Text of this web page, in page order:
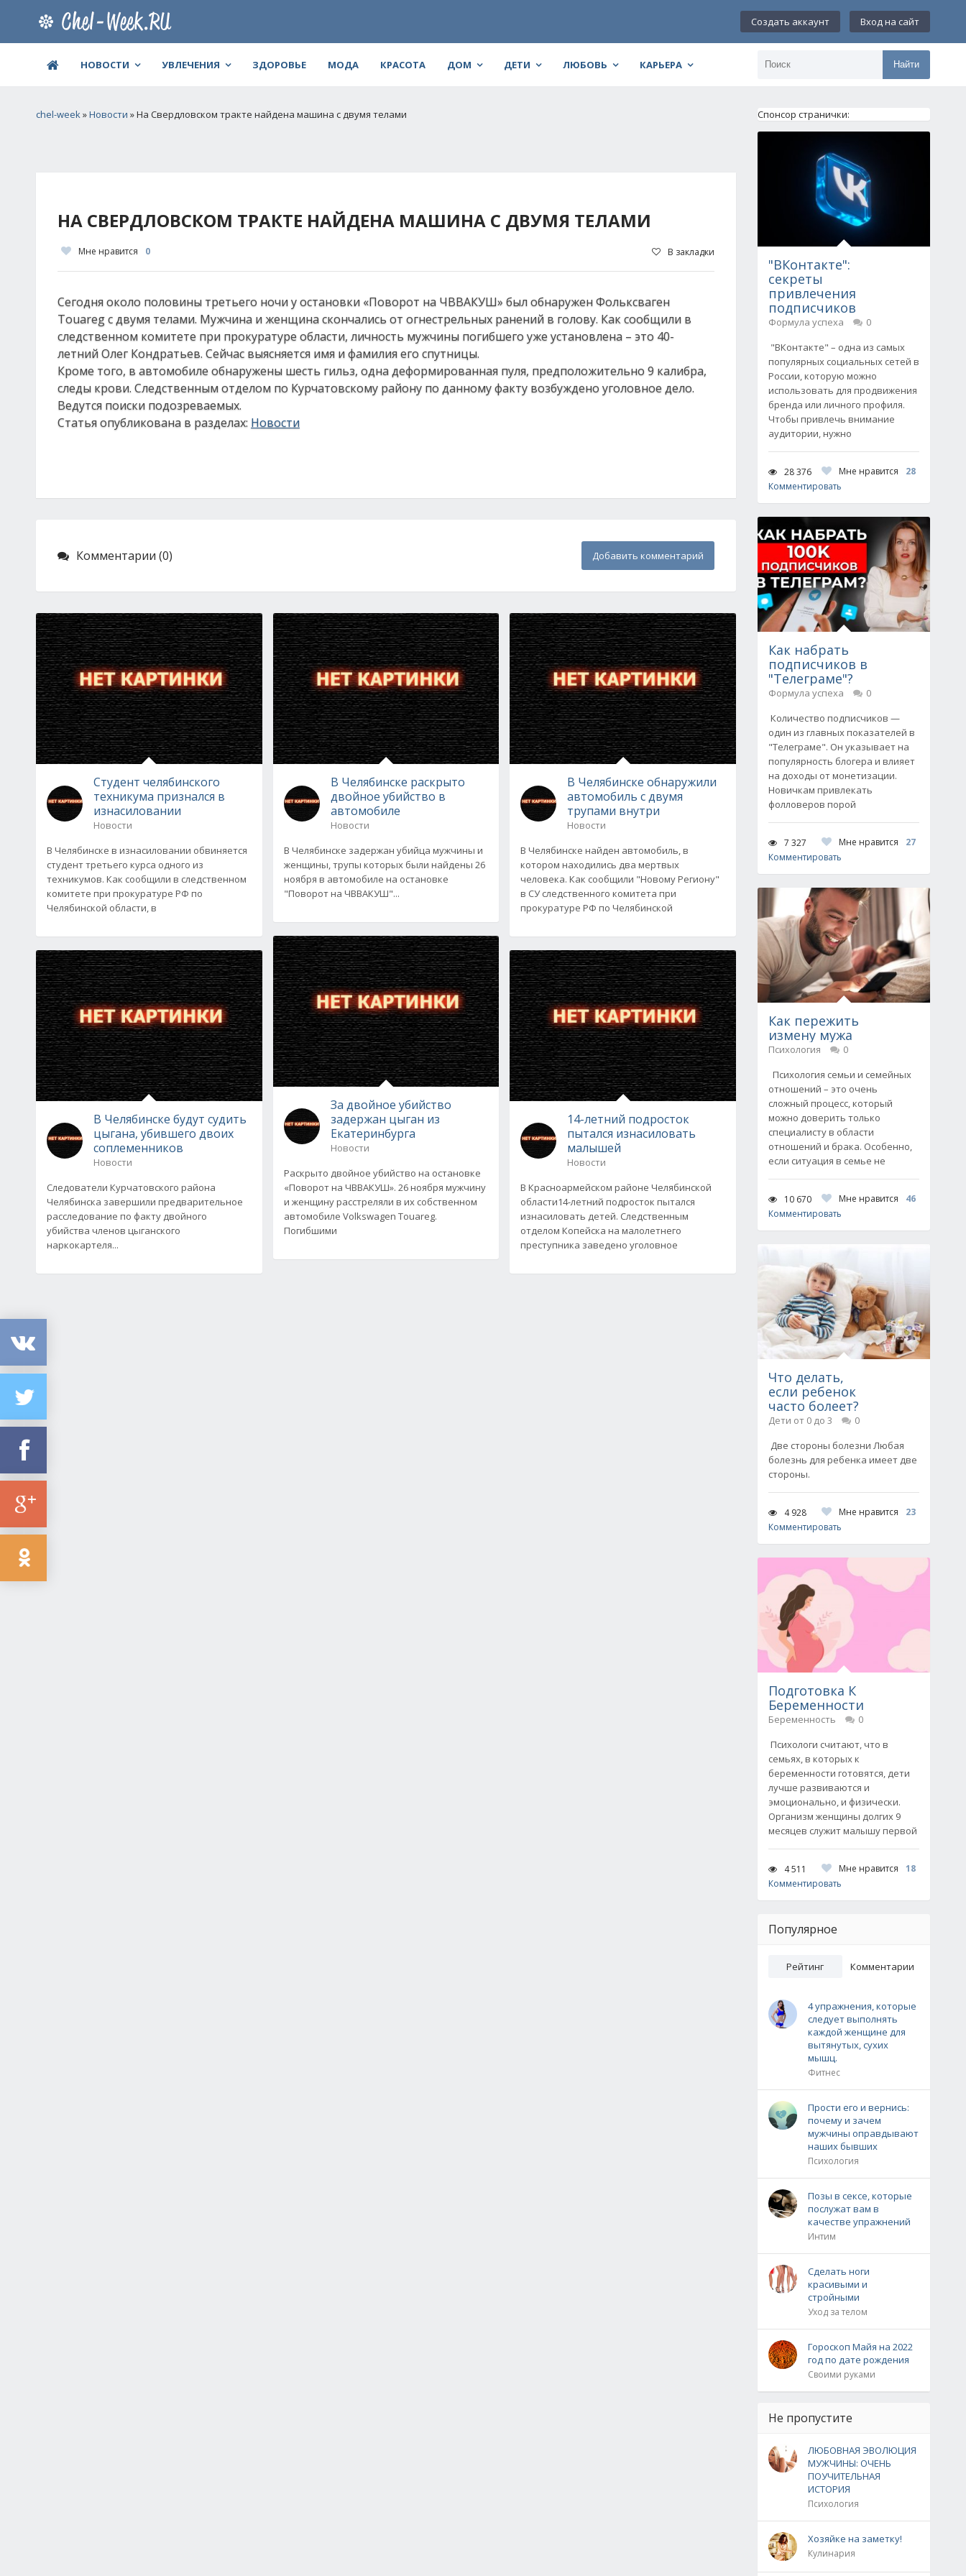
Создать аккаунт Вход на сайт
НОВОСТИ УВЛЕЧЕНИЯ ЗДОРОВЬЕ МОДА КРАСОТА ДОМ ДЕТИ ЛЮБОВЬ КАРЬЕРА Найти
chel-week»Новости » На Свердловском тракте найдена машина с двумя телами
НА СВЕРДЛОВСКОМ ТРАКТЕ НАЙДЕНА МАШИНА С ДВУМЯ ТЕЛАМИ
Мне нравится 0 В закладки
Сегодня около половины третьего ночи у остановки «Поворот на ЧВВАКУШ» был обнаружен Фольксваген
Touareg с двумя телами. Мужчина и женщина скончались от огнестрельных ранений в голову. Как сообщили в
следственном комитете при прокуратуре области, личность мужчины погибшего уже установлена – это 40-
летний Олег Кондратьев. Сейчас выясняется имя и фамилия его спутницы.
Кроме того, в автомобиле обнаружены шесть гильз, одна деформированная пуля, предположительно 9 калибра,
следы крови. Следственным отделом по Курчатовскому району по данному факту возбуждено уголовное дело.
Ведутся поиски подозреваемых.
Статья опубликована в разделах: Новости
Комментарии (0) Добавить комментарий
Студент челябинского
техникума признался в
изнасиловании
Новости
В Челябинске в изнасиловании обвиняется
студент третьего курса одного из
техникумов. Как сообщили в следственном
комитете при прокуратуре РФ по
Челябинской области, в
В Челябинске будут судить
цыгана, убившего двоих
соплеменников
Новости
Следователи Курчатовского района
Челябинска завершили предварительное
расследование по факту двойного
убийства членов цыганского
наркокартеля...
В Челябинске раскрыто
двойное убийство в
автомобиле
Новости
В Челябинске задержан убийца мужчины и
женщины, трупы которых были найдены 26
ноября в автомобиле на остановке
"Поворот на ЧВВАКУШ"...
За двойное убийство
задержан цыган из
Екатеринбурга
Новости
Раскрыто двойное убийство на остановке
«Поворот на ЧВВАКУШ». 26 ноября мужчину
и женщину расстреляли в их собственном
автомобиле Volkswagen Touareg.
Погибшими
В Челябинске обнаружили
автомобиль с двумя
трупами внутри
Новости
В Челябинске найден автомобиль, в
котором находились два мертвых
человека. Как сообщили "Новому Региону"
в СУ следственного комитета при
прокуратуре РФ по Челябинской
14-летний подросток
пытался изнасиловать
малышей
Новости
В Красноармейском районе Челябинской
области14-летний подросток пытался
изнасиловать детей. Следственным
отделом Копейска на малолетнего
преступника заведено уголовное
Спонсор странички:
"ВКонтакте":
секреты
привлечения
подписчиков
Формула успеха
0
"ВКонтакте" – одна из самых
популярных социальных сетей в
России, которую можно
использовать для продвижения
бренда или личного профиля.
Чтобы привлечь внимание
аудитории, нужно
28 376 Мне нравится
28
Комментировать
Как набрать
подписчиков в
"Телеграме"?
Формула успеха
0
Количество подписчиков —
один из главных показателей в
"Телеграме". Он указывает на
популярность блогера и влияет
на доходы от монетизации.
Новичкам привлекать
фолловеров порой
7 327 Мне нравится
27
Комментировать
Как пережить
измену мужа
Психология
0
Психология семьи и семейных
отношений – это очень
сложный процесс, который
можно доверить только
специалисту в области
отношений и брака. Особенно,
если ситуация в семье не
10 670 Мне нравится
46
Комментировать
Что делать,
если ребенок
часто болеет?
Дети от 0 до 3
0
Две стороны болезни Любая
болезнь для ребенка имеет две
стороны.
4 928 Мне нравится
23
Комментировать
Подготовка К
Беременности
Беременность
0
Психологи считают, что в
семьях, в которых к
беременности готовятся, дети
лучше развиваются и
эмоционально, и физически.
Организм женщины долгих 9
месяцев служит малышу первой
4 511 Мне нравится
18
Комментировать
Популярное
Рейтинг Комментарии
4 упражнения, которые
следует выполнять
каждой женщине для
вытянутых, сухих
мышц.
Фитнес
Прости его и вернись:
почему и зачем
мужчины оправдывают
наших бывших
Психология
Позы в сексе, которые
послужат вам в
качестве упражнений
Интим
Сделать ноги
красивыми и
стройными
Уход за телом
Гороскоп Майя на 2022
год по дате рождения
Своими руками
Не пропустите
ЛЮБОВНАЯ ЭВОЛЮЦИЯ
МУЖЧИНЫ: ОЧЕНЬ
ПОУЧИТЕЛЬНАЯ
ИСТОРИЯ
Психология
Хозяйке на заметку!
Кулинария